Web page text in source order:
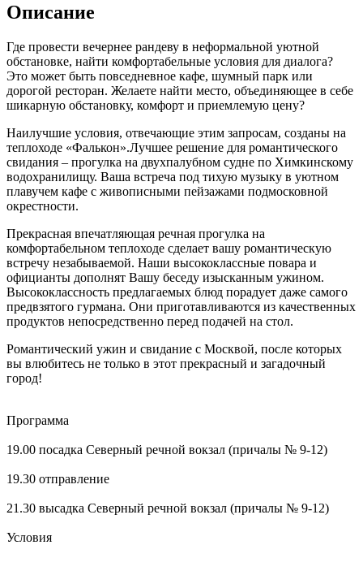
Описание
Где провести вечернее рандеву в неформальной уютной
обстановке, найти комфортабельные условия для диалога?
Это может быть повседневное кафе, шумный парк или
дорогой ресторан. Желаете найти место, объединяющее в себе
шикарную обстановку, комфорт и приемлемую цену?
Наилучшие условия, отвечающие этим запросам, созданы на
теплоходе «Фалькон».Лучшее решение для романтического
свидания – прогулка на двухпалубном судне по Химкинскому
водохранилищу. Ваша встреча под тихую музыку в уютном
плавучем кафе с живописными пейзажами подмосковной
окрестности.
Прекрасная впечатляющая речная прогулка на
комфортабельном теплоходе сделает вашу романтическую
встречу незабываемой. Наши высококлассные повара и
официанты дополнят Вашу беседу изысканным ужином.
Высококлассность предлагаемых блюд порадует даже самого
предвзятого гурмана. Они приготавливаются из качественных
продуктов непосредственно перед подачей на стол.
Романтический ужин и свидание с Москвой, после которых
вы влюбитесь не только в этот прекрасный и загадочный
город!
Программа
19.00 посадка Северный речной вокзал (причалы № 9-12)
19.30 отправление
21.30 высадка Северный речной вокзал (причалы № 9-12)
Условия